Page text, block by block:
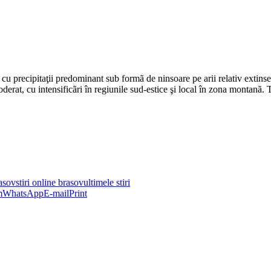
precipitaţii predominant sub formã de ninsoare pe arii relativ
cu intensificãri în regiunile sud-estice şi local în zona
stiri online brasovultimele stiri
WhatsAppE-mailPrint